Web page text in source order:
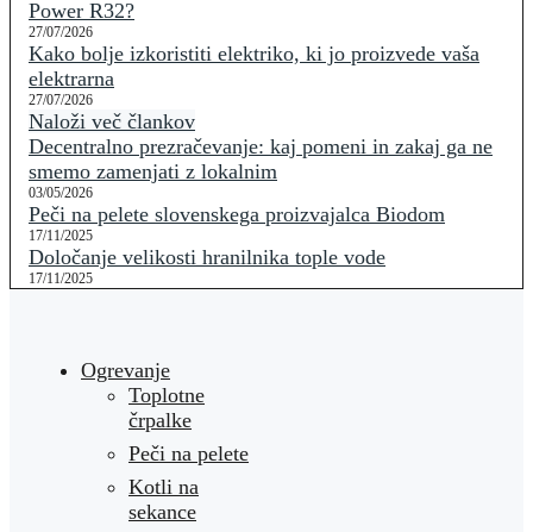
Power R32?
27/07/2026
Kako bolje izkoristiti elektriko, ki jo proizvede vaša
elektrarna
27/07/2026
Naloži več člankov
Decentralno prezračevanje: kaj pomeni in zakaj ga ne
smemo zamenjati z lokalnim
03/05/2026
Peči na pelete slovenskega proizvajalca Biodom
17/11/2025
Določanje velikosti hranilnika tople vode
17/11/2025
Ogrevanje
Toplotne
črpalke
Peči na pelete
Kotli na
sekance